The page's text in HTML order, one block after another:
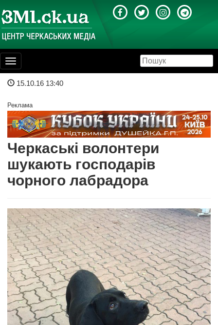
Toggle
navigation
15.10.16 13:40
Реклама
Черкаські волонтери
шукають господарів
чорного лабрадора